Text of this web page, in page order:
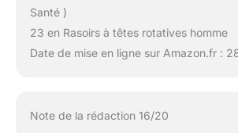
Santé )
23 en Rasoirs à têtes rotatives homme
Date de mise en ligne sur Amazon.fr :
Note de la rédaction 16/20